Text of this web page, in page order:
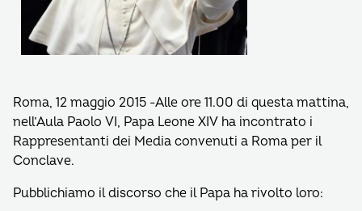
Roma, 12 maggio 2015 -Alle ore 11.00 di questa mattina,
nell’Aula Paolo VI, Papa Leone XIV ha incontrato i
Rappresentanti dei Media convenuti a Roma per il
Conclave.
Pubblichiamo il discorso che il Papa ha rivolto loro: